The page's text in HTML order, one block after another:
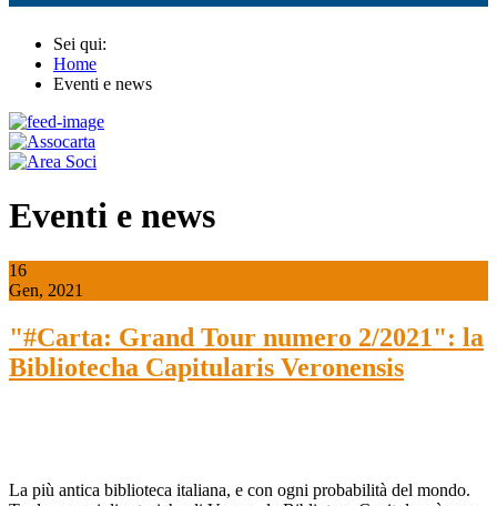
Sei qui:
Home
Eventi e news
Eventi e news
16
Gen, 2021
"#Carta: Grand Tour numero 2/2021": la
Bibliotecha Capitularis Veronensis
La più antica biblioteca italiana, e con ogni probabilità del mondo.